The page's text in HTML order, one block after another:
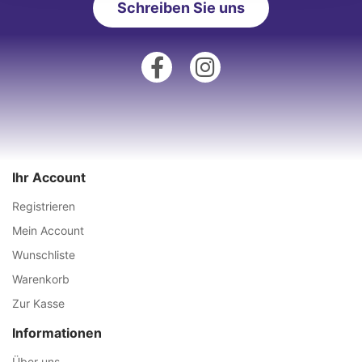
Schreiben Sie uns
Ihr Account
Registrieren
Mein Account
Wunschliste
Warenkorb
Zur Kasse
Informationen